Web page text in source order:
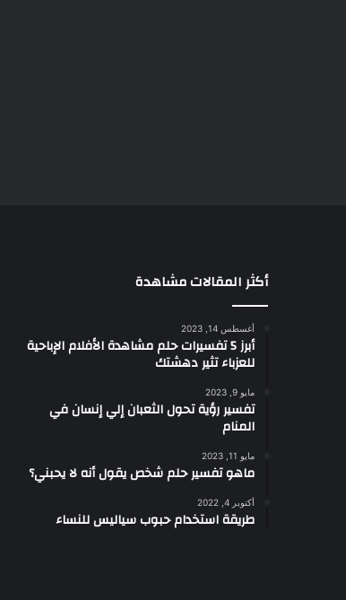
أكثر المقالات مشاهدة
أغسطس 14, 2023
أبرز 5 تفسيرات حلم مشاهدة الأفلام الإباحية
للعزباء تثير دهشتك
مايو 9, 2023
تفسير رؤية تحول الثعبان إلي إنسان في
المنام
مايو 11, 2023
ماهو تفسير حلم شخص يقول أنه لا يحبني؟
أكتوبر 4, 2022
طريقة استخدام حبوب سياليس للنساء